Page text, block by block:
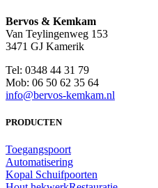
Bervos & Kemkam
Van Teylingenweg 153
3471 GJ Kamerik
Tel: 0348 44 31 79
Mob: 06 50 62 35 64
info@bervos-kemkam.nl
PRODUCTEN
Toegangspoort
Automatisering
Kopal Schuifpoorten